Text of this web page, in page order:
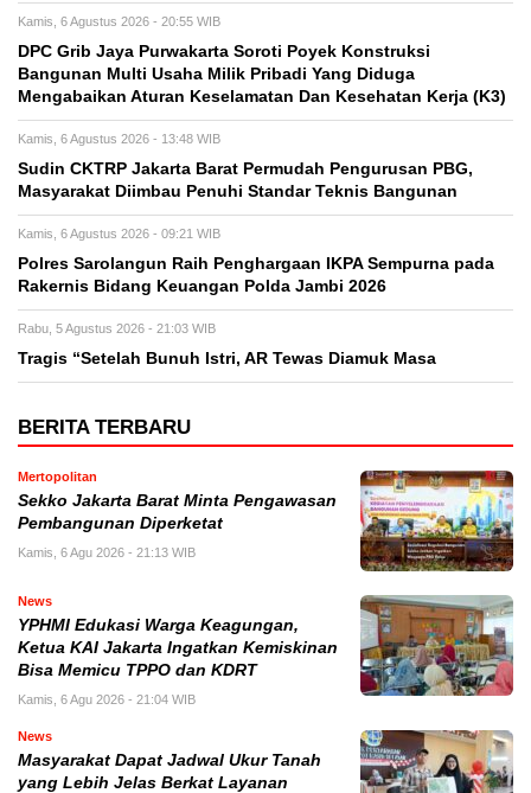
Kamis, 6 Agustus 2026 - 20:55 WIB
DPC Grib Jaya Purwakarta Soroti Poyek Konstruksi
Bangunan Multi Usaha Milik Pribadi Yang Diduga
Mengabaikan Aturan Keselamatan Dan Kesehatan Kerja (K3)
Kamis, 6 Agustus 2026 - 13:48 WIB
Sudin CKTRP Jakarta Barat Permudah Pengurusan PBG,
Masyarakat Diimbau Penuhi Standar Teknis Bangunan
Kamis, 6 Agustus 2026 - 09:21 WIB
Polres Sarolangun Raih Penghargaan IKPA Sempurna pada
Rakernis Bidang Keuangan Polda Jambi 2026
Rabu, 5 Agustus 2026 - 21:03 WIB
Tragis “Setelah Bunuh Istri, AR Tewas Diamuk Masa
BERITA TERBARU
Mertopolitan
Sekko Jakarta Barat Minta Pengawasan
Pembangunan Diperketat
Kamis, 6 Agu 2026 - 21:13 WIB
News
YPHMI Edukasi Warga Keagungan,
Ketua KAI Jakarta Ingatkan Kemiskinan
Bisa Memicu TPPO dan KDRT
Kamis, 6 Agu 2026 - 21:04 WIB
News
Masyarakat Dapat Jadwal Ukur Tanah
yang Lebih Jelas Berkat Layanan